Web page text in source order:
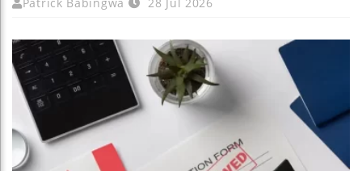
Patrick Babingwa 28 Jul 2026